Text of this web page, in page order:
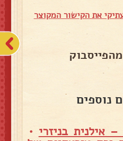
את הקישור המקוצר
נוספים
אילנית בניזרי •